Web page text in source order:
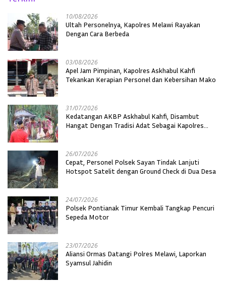
10/08/2026
Ultah Personelnya, Kapolres Melawi Rayakan
Dengan Cara Berbeda
03/08/2026
Apel Jam Pimpinan, Kapolres Askhabul Kahfi
Tekankan Kerapian Personel dan Kebersihan Mako
31/07/2026
Kedatangan AKBP Askhabul Kahfi, Disambut
Hangat Dengan Tradisi Adat Sebagai Kapolres
26/07/2026
Cepat, Personel Polsek Sayan Tindak Lanjuti
Hotspot Satelit dengan Ground Check di Dua Desa
24/07/2026
Polsek Pontianak Timur Kembali Tangkap Pencuri
Sepeda Motor
23/07/2026
Aliansi Ormas Datangi Polres Melawi, Laporkan
Syamsul Jahidin